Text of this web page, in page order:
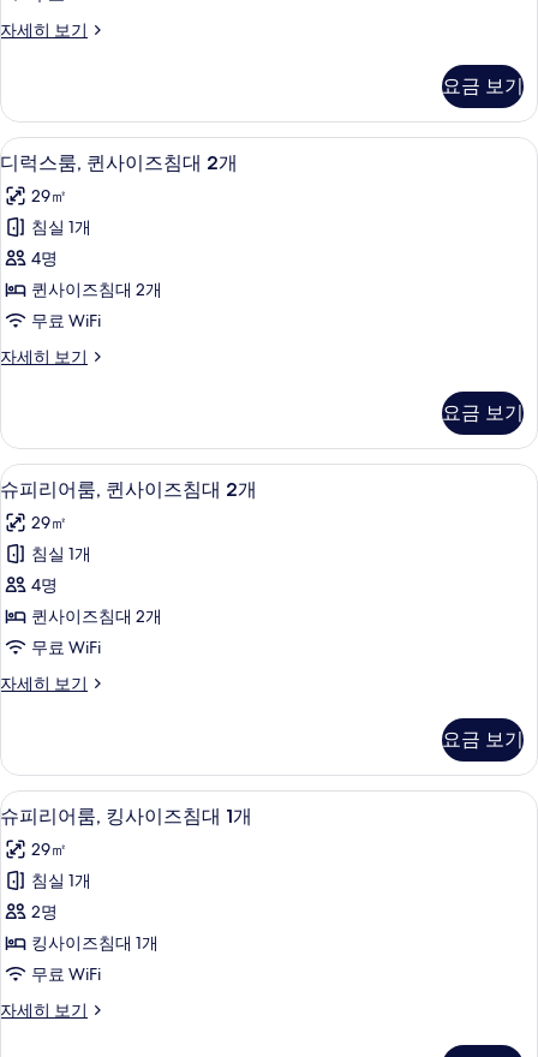
이
침
대
2
개
사
진
모
두
보
자세히 보기
스
룸,
퀸
사
이
즈
침
대
2
개
자
세
히
요금 보기
디
럭
스
룸,
퀸
사
즈
대
2
개
사
진
모
두
보
기
디럭스룸, 퀸사이즈침대 2개 | 고급 침
5
디럭스룸, 퀸사이즈침대 2개
29㎡
침실 1개
4명
퀸사이즈침대 2개
무료 WiFi
자세히 보기
디
퀸
사
이
즈
침
대
개
자
세
히
보
요금 보기
슈
피
리
어
룸,
퀸
이
침
대
2
개
사
진
모
두
보
고급 침구, 암막 커튼, 무료 WiFi, 침대
7
슈피리어룸, 퀸사이즈침대 2개
29㎡
침실 1개
4명
퀸사이즈침대 2개
무료 WiFi
자세히 보기
슈
룸,
퀸
사
이
즈
침
대
2
개
자
세
히
요금 보기
슈
피
리
어
룸,
킹
이
슈피리어룸, 킹사이즈침대 1개 | 고급
14
슈피리어룸, 킹사이즈침대 1개
29㎡
침실 1개
2명
킹사이즈침대 1개
무료 WiFi
자세히 보기
슈